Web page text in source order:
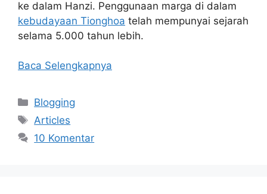
ke dalam Hanzi. Penggunaan marga di dalam
kebudayaan Tionghoa telah mempunyai sejarah
selama 5.000 tahun lebih.
Baca Selengkapnya
Kategori
Blogging
Tag
Articles
10 Komentar